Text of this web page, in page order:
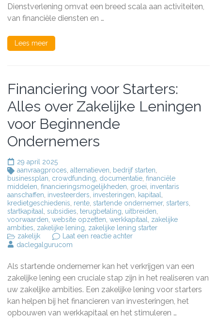
Dienstverlening omvat een breed scala aan activiteiten,
van financiële diensten en …
Lees meer
Financiering voor Starters:
Alles over Zakelijke Leningen
voor Beginnende
Ondernemers
29 april 2025
aanvraagproces alternatieven bedrijf starten
businessplan crowdfunding documentatie financiële
middelen financieringsmogelijkheden groei inventaris
aanschaffen investeerders investeringen kapitaal
kredietgeschiedenis rente startende ondernemer, starters
startkapitaal
subsidies terugbetaling uitbreiden
voorwaarden website opzetten werkkapitaal
zakelijke
ambities zakelijke lening zakelijke lening starter
zakelijk
Laat een reactie achterop
Alles
over
Zakelijke
Leningen
voor
Beginnende
Ondernemers
daclegalgurucom
Als startende ondernemer kan het verkrijgen van een
zakelijke lening een cruciale stap zijn in het realiseren van
uw zakelijke ambities. Een zakelijke lening voor starters
kan helpen bij het financieren van investeringen, het
opbouwen van werkkapitaal en het stimuleren …